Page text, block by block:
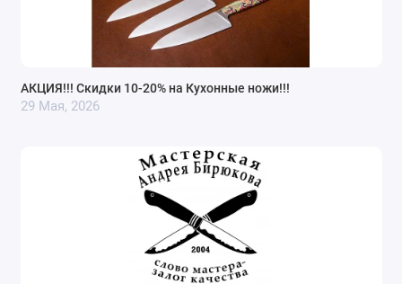
АКЦИЯ!!! Скидки 10-20% на Кухонные ножи!!!
29 Мая, 2026